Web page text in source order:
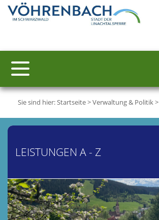
Sie sind hier:Startseite>Verwaltung & Politik>
LEISTUNGEN A - Z